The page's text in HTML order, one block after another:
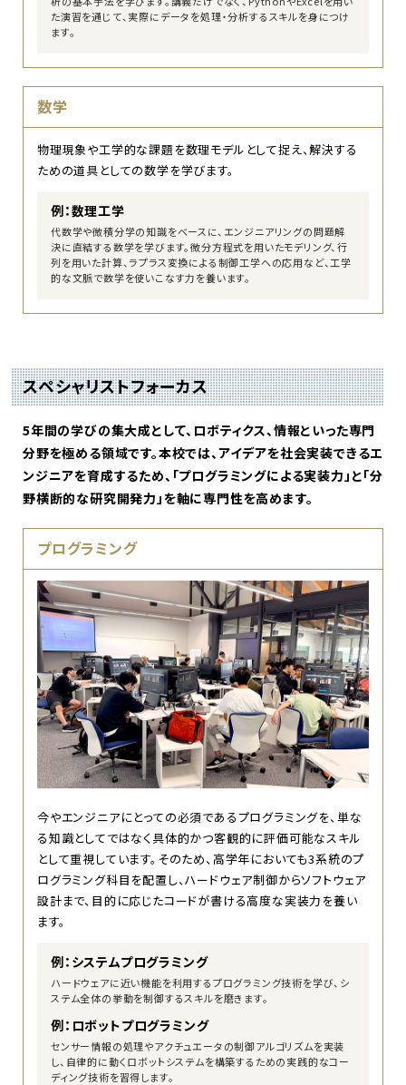
た演習を通じて、実際にデータを処理・分析するスキルを身につけ
ます。
数学
物理現象や工学的な課題を数理モデルとして捉え、解決する
ための道具としての数学を学びます。
例：数理工学
代数学や微積分学の知識をベースに、エンジニアリングの問題解
決に直結する数学を学びます。微分方程式を用いたモデリング、行
列を用いた計算、ラプラス変換による制御工学への応用など、工学
的な文脈で数学を使いこなす力を養います。
スペシャリストフォーカス
5年間の学びの集大成として、ロボティクス、情報といった専門
分野を極める領域です。本校では、アイデアを社会実装できるエ
ンジニアを育成するため、「プログラミングによる実装力」と「分
野横断的な研究開発力」を軸に専門性を高めます。
プログラミング
今やエンジニアにとっての必須であるプログラミングを、単な
る知識としてではなく具体的かつ客観的に評価可能なスキル
として重視しています。そのため、高学年においても3系統のプ
ログラミング科目を配置し、ハードウェア制御からソフトウェア
設計まで、目的に応じたコードが書ける高度な実装力を養い
ます。
例：システムプログラミング
ハードウェアに近い機能を利用するプログラミング技術を学び、シ
ステム全体の挙動を制御するスキルを磨きます。
例：ロボットプログラミング
センサー情報の処理やアクチュエータの制御アルゴリズムを実装
し、自律的に動くロボットシステムを構築するための実践的なコー
ディング技術を習得します。